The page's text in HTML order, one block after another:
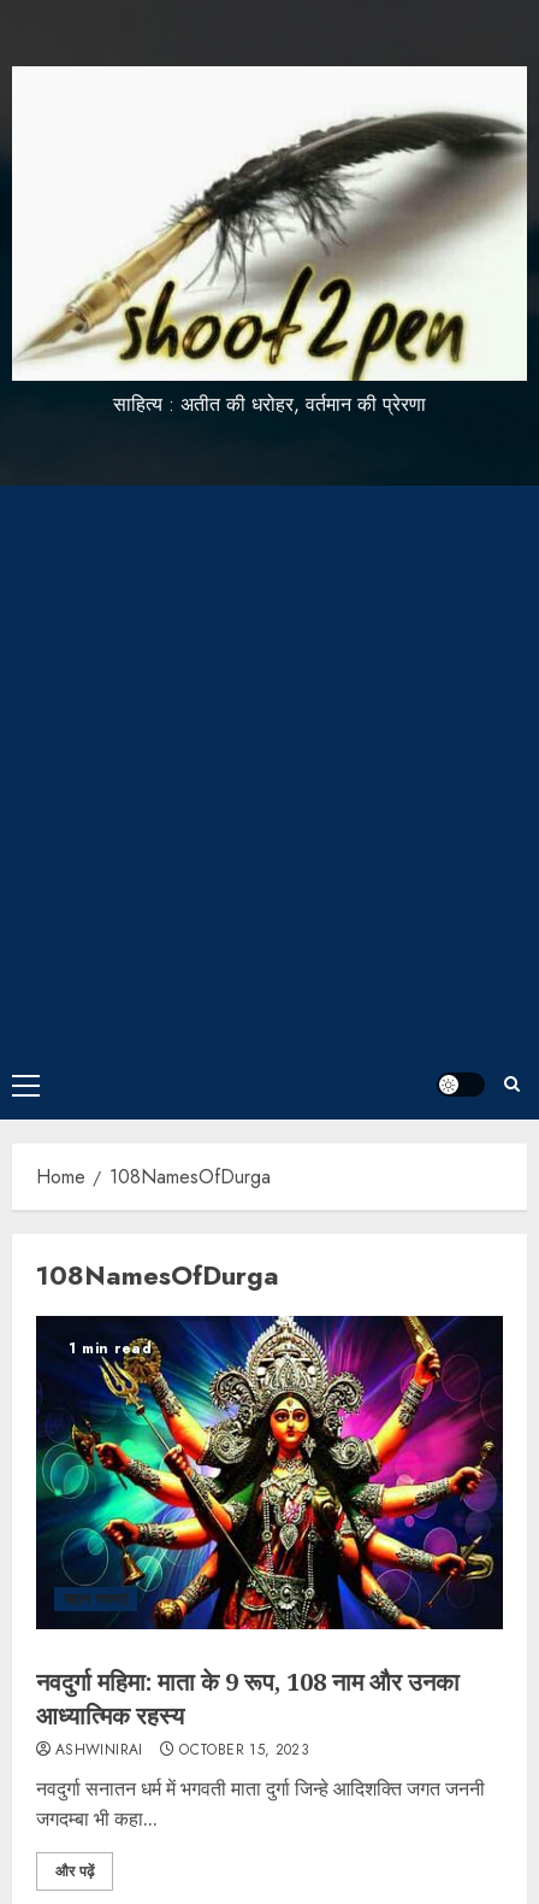
साहित्य : अतीत की धरोहर, वर्तमान की प्रेरणा
Home 108NamesOfDurga
108NamesOfDurga
1 min read
महान रचनाएं
नवदुर्गा महिमा: माता के 9 रूप, 108 नाम और उनका
आध्यात्मिक रहस्य
ASHWINIRAI OCTOBER 15, 2023
नवदुर्गा सनातन धर्म में भगवती माता दुर्गा जिन्हे आदिशक्ति जगत जननी
जगदम्बा भी कहा...
और पढ़ें